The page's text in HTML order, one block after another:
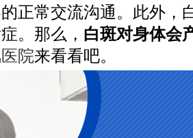
正常交流沟通。此外，
。那么， 白斑对身体会
院来看看吧。